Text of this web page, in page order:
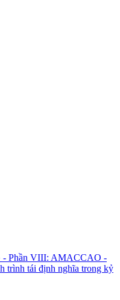
- Phần VIII: AMACCAO -
trình tái định nghĩa trong kỷ